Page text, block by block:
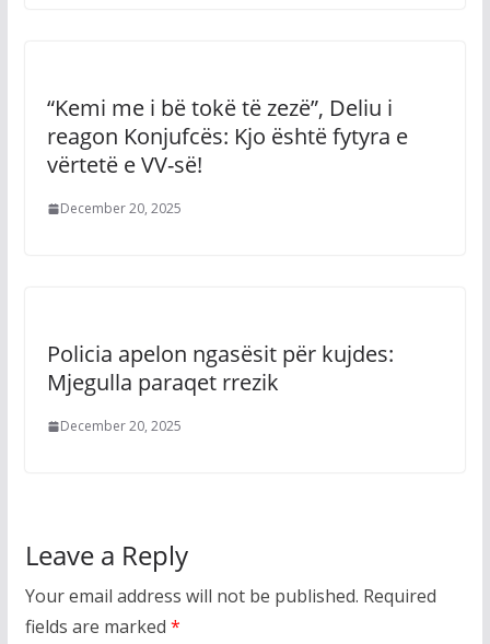
“Kemi me i bë tokë të zezë”, Deliu i
reagon Konjufcës: Kjo është fytyra e
vërtetë e VV-së!
December 20, 2025
Policia apelon ngasësit për kujdes:
Mjegulla paraqet rrezik
December 20, 2025
Leave a Reply
Your email address will not be published. Required
fields are marked *